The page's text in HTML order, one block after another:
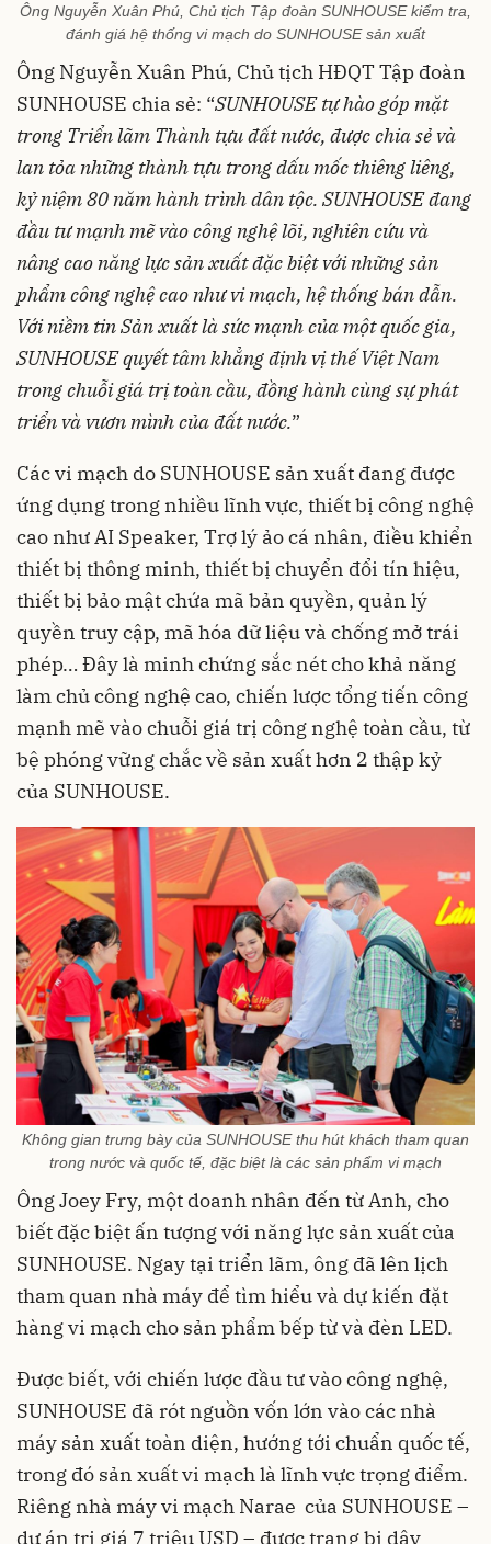
Ông Nguyễn Xuân Phú, Chủ tịch Tập đoàn SUNHOUSE kiểm tra,
đánh giá hệ thống vi mạch do SUNHOUSE sản xuất
Ông Nguyễn Xuân Phú, Chủ tịch HĐQT Tập đoàn
SUNHOUSE chia sẻ: “SUNHOUSE tự hào góp mặt
trong Triển lãm Thành tựu đất nước, được chia sẻ và
lan tỏa những thành tựu trong dấu mốc thiêng liêng,
kỷ niệm 80 năm hành trình dân tộc. SUNHOUSE đang
đầu tư mạnh mẽ vào công nghệ lõi, nghiên cứu và
nâng cao năng lực sản xuất đặc biệt với những sản
phẩm công nghệ cao như vi mạch, hệ thống bán dẫn.
Với niềm tin Sản xuất là sức mạnh của một quốc gia,
SUNHOUSE quyết tâm khẳng định vị thế Việt Nam
trong chuỗi giá trị toàn cầu, đồng hành cùng sự phát
triển và vươn mình của đất nước.”
Các vi mạch do SUNHOUSE sản xuất đang được
ứng dụng trong nhiều lĩnh vực, thiết bị công nghệ
cao như AI Speaker, Trợ lý ảo cá nhân, điều khiển
thiết bị thông minh, thiết bị chuyển đổi tín hiệu,
thiết bị bảo mật chứa mã bản quyền, quản lý
quyền truy cập, mã hóa dữ liệu và chống mở trái
phép… Đây là minh chứng sắc nét cho khả năng
làm chủ công nghệ cao, chiến lược tổng tiến công
mạnh mẽ vào chuỗi giá trị công nghệ toàn cầu, từ
bệ phóng vững chắc về sản xuất hơn 2 thập kỷ
của SUNHOUSE.
Không gian trưng bày của SUNHOUSE thu hút khách tham quan
trong nước và quốc tế, đặc biệt là các sản phẩm vi mạch
Ông Joey Fry, một doanh nhân đến từ Anh, cho
biết đặc biệt ấn tượng với năng lực sản xuất của
SUNHOUSE. Ngay tại triển lãm, ông đã lên lịch
tham quan nhà máy để tìm hiểu và dự kiến đặt
hàng vi mạch cho sản phẩm bếp từ và đèn LED.
Được biết, với chiến lược đầu tư vào công nghệ,
SUNHOUSE đã rót nguồn vốn lớn vào các nhà
máy sản xuất toàn diện, hướng tới chuẩn quốc tế,
trong đó sản xuất vi mạch là lĩnh vực trọng điểm.
Riêng nhà máy vi mạch Narae của SUNHOUSE –
dự án trị giá 7 triệu USD – được trang bị dây